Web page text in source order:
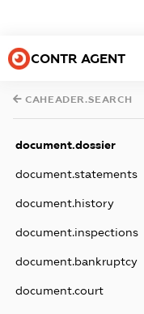
CONTR AGENT
CAHEADER.SEARCH
document.dossier
document.statements
document.history
document.inspections
document.bankruptcy
document.court